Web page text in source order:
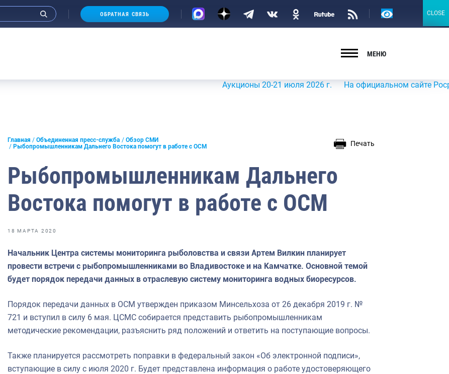
литература
экспедиция
нравственных
и мире
ОБРАТНАЯ СВЯЗЬ
Версия
МЕНЮ
Аукционы 20-21 июля 2026 г. На официальном сайте
Главная Объединенная пресс-служба
Обзор СМИ
Рыбопромышленникам Дальнего Востока помогут в работе с ОСМ
Печать
Рыбопромышленникам Дальнего
Востока помогут в работе с ОСМ
18 МАРТА 2020
Начальник Центра системы мониторинга рыболовства и связи Артем Вилкин планирует
провести встречи с рыбопромышленниками во Владивостоке и на Камчатке. Основной темой
будет порядок передачи данных в отраслевую систему мониторинга водных биоресурсов.
Порядок передачи данных в ОСМ утвержден приказом Минсельхоза от 26 декабря 2019 г. №
721 и вступил в силу 6 мая. ЦСМС собирается представить рыбопромышленникам
методические рекомендации, разъяснить ряд положений и ответить на поступающие вопросы.
Также планируется рассмотреть поправки в федеральный закон «Об электронной подписи»,
вступающие в силу с июля 2020 г. Будет представлена информация о работе удостоверяющего
CLOSE
CLOSE